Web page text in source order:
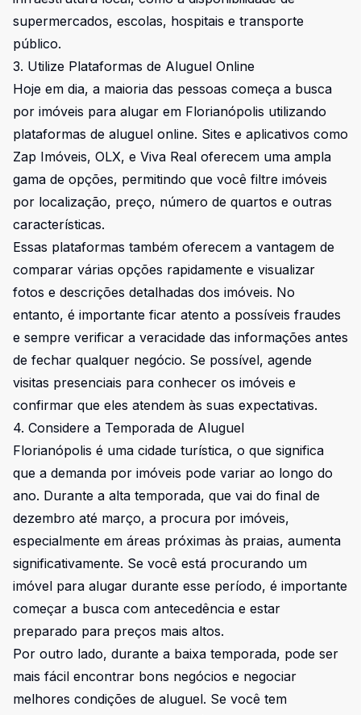
supermercados, escolas, hospitais e transporte
público.
3. Utilize Plataformas de Aluguel Online
Hoje em dia, a maioria das pessoas começa a busca
por imóveis para alugar em Florianópolis utilizando
plataformas de aluguel online. Sites e aplicativos como
Zap Imóveis, OLX, e Viva Real oferecem uma ampla
gama de opções, permitindo que você filtre imóveis
por localização, preço, número de quartos e outras
características.
Essas plataformas também oferecem a vantagem de
comparar várias opções rapidamente e visualizar
fotos e descrições detalhadas dos imóveis. No
entanto, é importante ficar atento a possíveis fraudes
e sempre verificar a veracidade das informações antes
de fechar qualquer negócio. Se possível, agende
visitas presenciais para conhecer os imóveis e
confirmar que eles atendem às suas expectativas.
4. Considere a Temporada de Aluguel
Florianópolis é uma cidade turística, o que significa
que a demanda por imóveis pode variar ao longo do
ano. Durante a alta temporada, que vai do final de
dezembro até março, a procura por imóveis,
especialmente em áreas próximas às praias, aumenta
significativamente. Se você está procurando um
imóvel para alugar durante esse período, é importante
começar a busca com antecedência e estar
preparado para preços mais altos.
Por outro lado, durante a baixa temporada, pode ser
mais fácil encontrar bons negócios e negociar
melhores condições de aluguel. Se você tem